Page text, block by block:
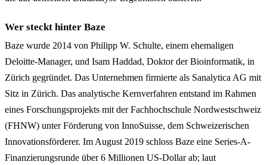
Wer steckt hinter Baze
Baze wurde 2014 von Philipp W. Schulte, einem ehemaligen
Deloitte-Manager, und Isam Haddad, Doktor der Bioinformatik, in
Zürich gegründet. Das Unternehmen firmierte als Sanalytica AG mit
Sitz in Zürich. Das analytische Kernverfahren entstand im Rahmen
eines Forschungsprojekts mit der Fachhochschule Nordwestschweiz
(FHNW) unter Förderung von InnoSuisse, dem Schweizerischen
Innovationsförderer. Im August 2019 schloss Baze eine Series-A-
Finanzierungsrunde über 6 Millionen US-Dollar ab; laut